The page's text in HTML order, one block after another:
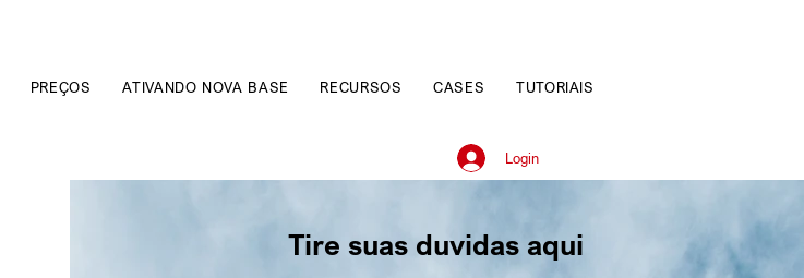
PREÇOS ATIVANDO NOVA BASE RECURSOS CASES TUTORIAIS
Login
Tire suas duvidas aqui